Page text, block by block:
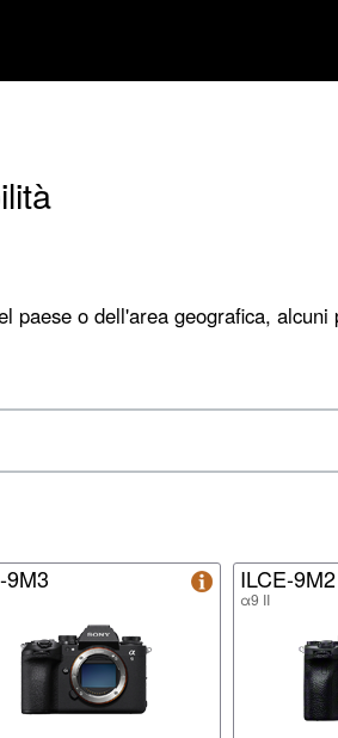
paese o dell'area geografica,
9M3 ILCE-9M2
α9 II